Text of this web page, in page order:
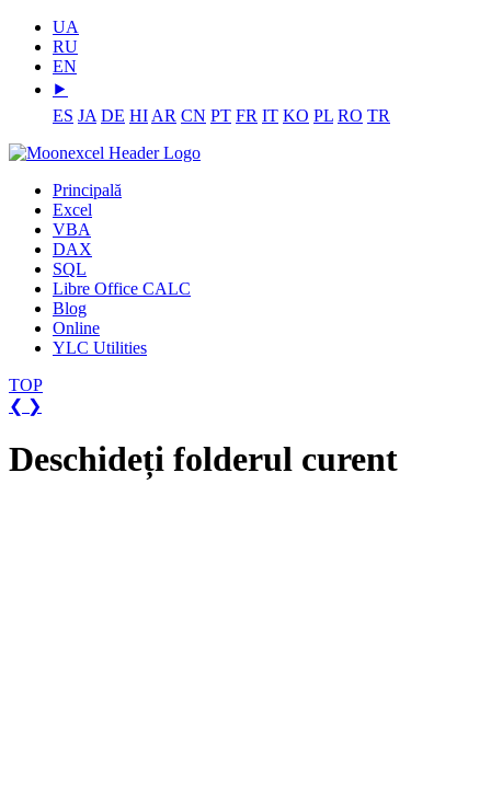
UA
RU
EN
⯈
ES JA DE HI AR CN PT FR IT KO PL RO TR
Principală
Excel
VBA
DAX
SQL
Libre Office CALC
Blog
Online
YLC Utilities
TOP
❮ ❯
Deschideți folderul curent